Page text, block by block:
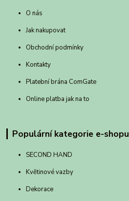
O nás
Jak nakupovat
Obchodní podmínky
Kontakty
Platební brána ComGate
Online platba jak na to
Populární kategorie e-shopu
SECOND HAND
Květinové vazby
Dekorace